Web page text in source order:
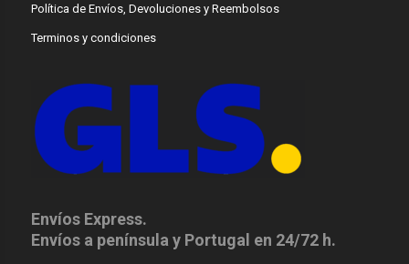
Política de Envíos, Devoluciones y Reembolsos
Terminos y condiciones
Envíos Express.
Envíos a península y Portugal en 24/72 h.